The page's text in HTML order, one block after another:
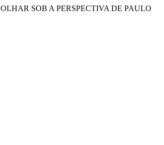
SOB A PERSPECTIVA DE PAULO